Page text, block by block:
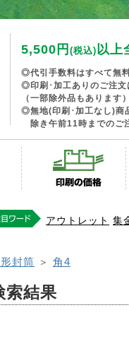
5,500円 (税込)以上
◎代引手数料はすべて無
◎印刷･加工ありのご注文
（一部除外品もあります
◎無地(印刷･加工なし)商
除き午前11時までのご
アウトレット 集
封筒 ＞ 角4
索結果